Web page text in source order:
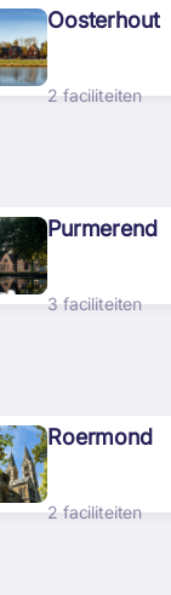
Oosterhout
2 faciliteiten
Purmerend
3 faciliteiten
Roermond
2 faciliteiten